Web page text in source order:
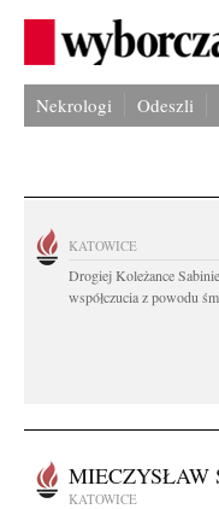
Nekrologi Odeszli
KATOWICE
Drogiej Koleżance
współczucia z powodu
MIECZYSŁAW
KATOWICE